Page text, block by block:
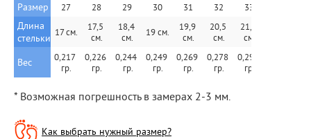
Размер 27 28 29 30 31 32 33
Длина
стельки 17 см.
17,5
см.
18,4
см.
19 см.
19,9
см.
20,5
см.
21,2
см.
Вес
0,217
гр.
0,226
гр.
0,244
гр.
0,249
гр.
0,269
гр.
0,278
гр.
0,297
гр.
* Возможная погрешность в замерах 2-3 мм.
Как выбрать нужный размер?